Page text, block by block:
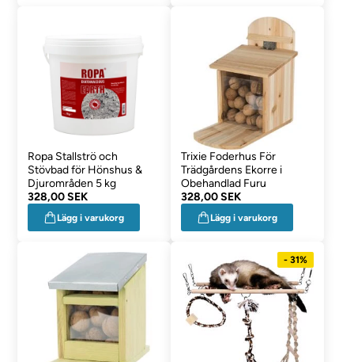
Ropa Stallströ och
Stövbad för Hönshus &
Djurområden 5 kg
328,00 SEK
Lägg i varukorg
Trixie Foderhus För
Trädgårdens Ekorre i
Obehandlad Furu
328,00 SEK
Lägg i varukorg
- 31%